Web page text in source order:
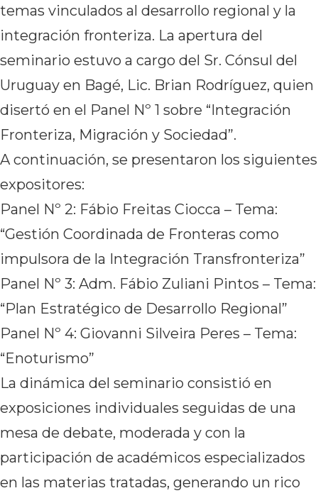
temas vinculados al desarrollo regional y la
integración fronteriza. La apertura del
seminario estuvo a cargo del Sr. Cónsul del
Uruguay en Bagé, Lic. Brian Rodríguez, quien
disertó en el Panel Nº 1 sobre “Integración
Fronteriza, Migración y Sociedad”.
A continuación, se presentaron los siguientes
expositores:
Panel Nº 2: Fábio Freitas Ciocca – Tema:
“Gestión Coordinada de Fronteras como
impulsora de la Integración Transfronteriza”
Panel Nº 3: Adm. Fábio Zuliani Pintos – Tema:
“Plan Estratégico de Desarrollo Regional”
Panel Nº 4: Giovanni Silveira Peres – Tema:
“Enoturismo”
La dinámica del seminario consistió en
exposiciones individuales seguidas de una
mesa de debate, moderada y con la
participación de académicos especializados
en las materias tratadas, generando un rico